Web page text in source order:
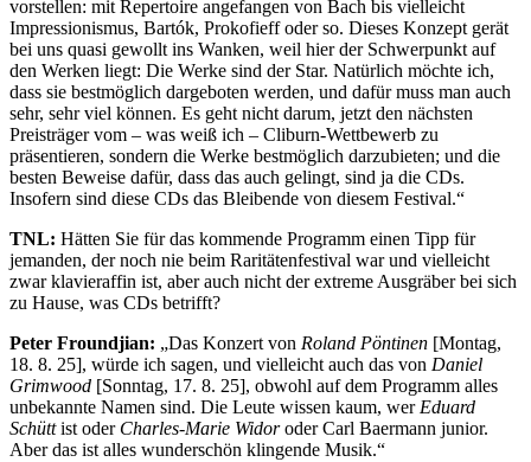
vorstellen: mit Repertoire angefangen von Bach bis vielleicht
Impressionismus, Bartók, Prokofieff oder so. Dieses Konzept gerät
bei uns quasi gewollt ins Wanken, weil hier der Schwerpunkt auf
den Werken liegt: Die Werke sind der Star. Natürlich möchte ich,
dass sie bestmöglich dargeboten werden, und dafür muss man auch
sehr, sehr viel können. Es geht nicht darum, jetzt den nächsten
Preisträger vom – was weiß ich – Cliburn-Wettbewerb zu
präsentieren, sondern die Werke bestmöglich darzubieten; und die
besten Beweise dafür, dass das auch gelingt, sind ja die CDs.
Insofern sind diese CDs das Bleibende von diesem Festival.“
TNL: Hätten Sie für das kommende Programm einen Tipp für
jemanden, der noch nie beim Raritätenfestival war und vielleicht
zwar klavieraffin ist, aber auch nicht der extreme Ausgräber bei sich
zu Hause, was CDs betrifft?
Peter Froundjian: „Das Konzert von Roland Pöntinen [Montag,
18. 8. 25], würde ich sagen, und vielleicht auch das von Daniel
Grimwood [Sonntag, 17. 8. 25], obwohl auf dem Programm alles
unbekannte Namen sind. Die Leute wissen kaum, wer Eduard
Schüttist oder Charles-Marie Widoroder Carl Baermann junior.
Aber das ist alles wunderschön klingende Musik.“